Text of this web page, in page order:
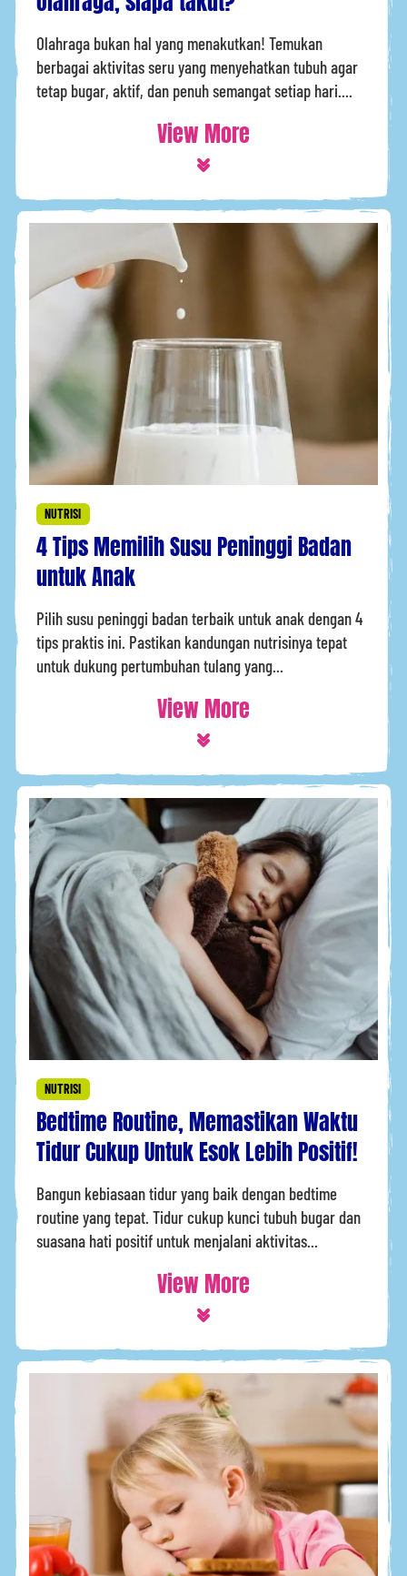
Olahraga bukan hal yang menakutkan! Temukan
berbagai aktivitas seru yang menyehatkan tubuh agar
tetap bugar, aktif, dan penuh semangat setiap hari....
View More
NUTRISI
4 Tips Memilih Susu Peninggi Badan
untuk Anak
Pilih susu peninggi badan terbaik untuk anak dengan 4
tips praktis ini. Pastikan kandungan nutrisinya tepat
untuk dukung pertumbuhan tulang yang...
View More
NUTRISI
Bedtime Routine, Memastikan Waktu
Tidur Cukup Untuk Esok Lebih Positif!
Bangun kebiasaan tidur yang baik dengan bedtime
routine yang tepat. Tidur cukup kunci tubuh bugar dan
suasana hati positif untuk menjalani aktivitas...
View More